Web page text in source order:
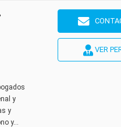
y
y
y...
VER